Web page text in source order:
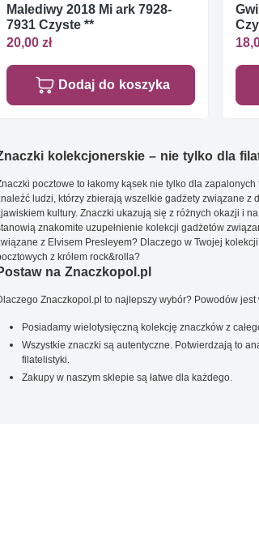
Malediwy 2018 Mi ark 7928-
7931 Czyste **
20,00 zł
Dodaj do koszyka
kolekcjonerskie – nie tylko dla
pocztowe to łakomy kąsek nie tylko dla
ludzi, którzy zbierają wszelkie gadżety związane z
kultury. Znaczki ukazują się z różnych okazji i
znakomite uzupełnienie kolekcji gadżetów
z Elvisem Presleyem? Dlaczego w Twojej
z królem rock&rolla?
na Znaczkopol.pl
Znaczkopol.pl to najlepszy wybór? Powodów jest
Posiadamy wielotysięczną kolekcję znaczków z
Wszystkie znaczki są autentyczne. Potwierdzają to
filatelistyki.
Zakupy w naszym sklepie są łatwe dla każdego.